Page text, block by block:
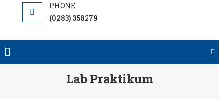
(0283) 358279
Lab Praktikum